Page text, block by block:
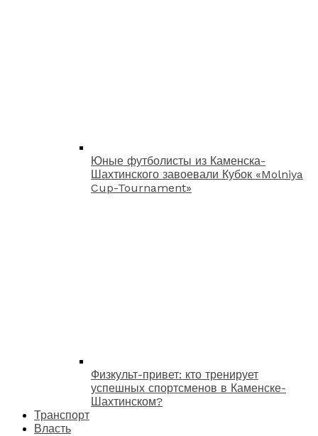
Юные футболисты из Каменска-
Шахтинского завоевали Кубок «Molniya
Cup-Tournament»
Физкульт-привет: кто тренирует
успешных спортсменов в Каменске-
Шахтинском?
Транспорт
Власть